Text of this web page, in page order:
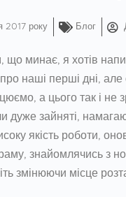
2017 року Блог
що минає, я хотів
наші перші дні,
а цього так і не
дуже зайняті,
якість роботи,
знайомлячись з
змінюючи місце